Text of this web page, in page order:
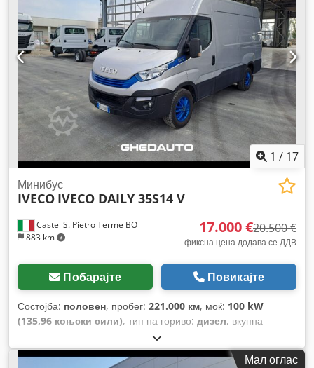
1 / 17
Castel S. Pietro Terme BO
883 km
Минибус
IVECO IVECO DAILY 35S14 V
17.000 €20.500 €
фиксна цена додава се ДДВ
Побарајте Повикајте
Состојба: половен, пробег: 221.000 км, моќ: 100 kW
(135,96 коњски сили), тип на гориво: дизел, вкупна
, максимална носивост на товар:
прва регистрација:11/2018, емисиона класа:Еуро 6,
Мал оглас